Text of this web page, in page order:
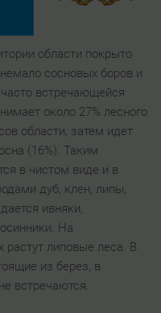
области покрыто
сосновых боров и
встречающейся
около 27% лесного
области, затем идет
(16%). Таким
в чистом виде и в
дуб, клен, липы,
ивняки,
На
растут липовые леса. В
из берез, в
встречаются.